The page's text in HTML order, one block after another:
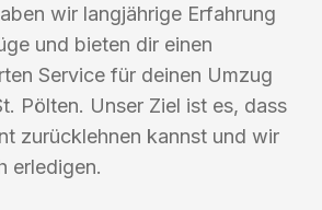
wir langjährige Erfahrung
und bieten dir einen
Service für deinen Umzug
Pölten. Unser Ziel ist es, dass
zurücklehnen kannst und wir
erledigen.